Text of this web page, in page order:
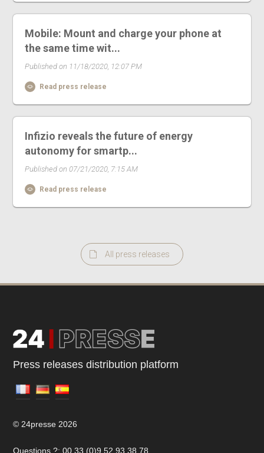
Mobile: Mount and charge your phone at
the same time wit...
Published on 11/18/2020, 12:07 PM
Read press release
Infizio reveals the future of energy
autonomy for smartp...
Published on 07/21/2020, 7:15 AM
Read press release
All press releases
Press releases distribution platform
© 24presse 2026
Questions ?: 00 33 (0)9 52 93 38 78